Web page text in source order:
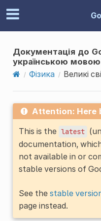
Документація до
українською мовою
Фізика
Великі
Attention: Here
This is the latest
documentation,
not available in or
stable versions of
See the stable
page instead.